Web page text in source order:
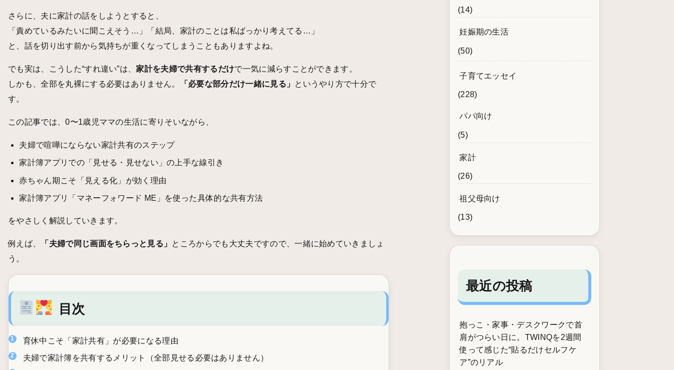
さらに、夫に家計の話をしようとすると、
「責めているみたいに聞こえそう…」「結局、家計のことは私ばっかり考えてる…」
と、話を切り出す前から気持ちが重くなってしまうこともありますよね。
でも実は、こうした“すれ違い”は、家計を夫婦で共有するだけで一気に減らすことができます。
しかも、全部を丸裸にする必要はありません。
「必要な部分だけ一緒に見る」 というやり方で十分で
す。
この記事では、0〜1歳児ママの生活に寄りそいながら、
夫婦で喧嘩にならない家計共有のステップ
家計簿アプリでの「見せる・見せない」の上手な線引き
赤ちゃん期こそ「見える化」が効く理由
家計簿アプリ「マネーフォワード ME」を使った具体的な共有方法
をやさしく解説していきます。
例えば、 「夫婦で同じ画面をちらっと見る」 ところからでも大丈夫ですので、一緒に始めていきましょ
う。
目次
育休中こそ「家計共有」が必要になる理由
夫婦で家計簿を共有するメリット（全部見せる必要はありません）
(14)
妊娠期の生活
(50)
子育てエッセイ
(228)
パパ向け
(5)
家計
(26)
祖父母向け
(13)
最近の投稿
抱っこ・家事・デスクワークで首
肩がつらい日に。TWINQを2週間
使って感じた“貼るだけセルフケ
ア”のリアル